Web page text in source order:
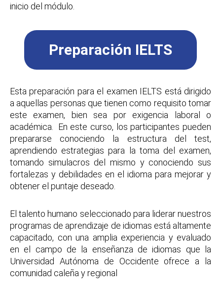
inicio del módulo.
Preparación IELTS
Esta preparación para el examen IELTS está dirigido
a aquellas personas que tienen como requisito tomar
este examen, bien sea por exigencia laboral o
académica. En este curso, los participantes pueden
prepararse conociendo la estructura del test,
aprendiendo estrategias para la toma del examen,
tomando simulacros del mismo y conociendo sus
fortalezas y debilidades en el idioma para mejorar y
obtener el puntaje deseado.
El talento humano seleccionado para liderar nuestros
programas de aprendizaje de idiomas está altamente
capacitado, con una amplia experiencia y evaluado
en el campo de la enseñanza de idiomas que la
Universidad Autónoma de Occidente ofrece a la
comunidad caleña y regional